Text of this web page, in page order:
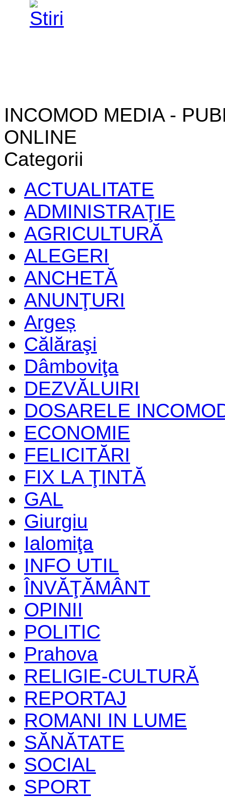
INCOMOD MEDIA -
ONLINE
Categorii
ACTUALITATE
ADMINISTRAŢIE
AGRICULTURĂ
ALEGERI
ANCHETĂ
ANUNŢURI
Argeș
Călăraşi
Dâmboviţa
DEZVĂLUIRI
DOSARELE
ECONOMIE
FELICITĂRI
FIX LA ŢINTĂ
GAL
Giurgiu
Ialomiţa
INFO UTIL
ÎNVĂŢĂMÂNT
OPINII
POLITIC
Prahova
RELIGIE-CULTURĂ
REPORTAJ
ROMANI IN LUME
SĂNĂTATE
SOCIAL
SPORT